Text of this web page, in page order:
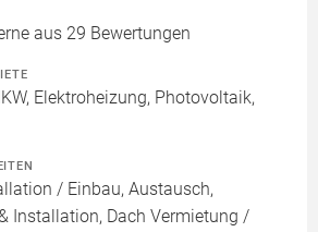
aus 29 Bewertungen
Elektroheizung, Photovoltaik,
/ Einbau, Austausch,
Installation, Dach Vermietung /